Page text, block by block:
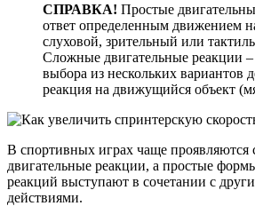
СПРАВКА! Простые
ответ определенным движением
слуховой, зрительный или
Сложные двигательные реакции –
выбора из нескольких вариантов
реакция на движущийся объект
В спортивных играх чаще проявляются
двигательные реакции, а простые
реакций выступают в сочетании с
действиями.